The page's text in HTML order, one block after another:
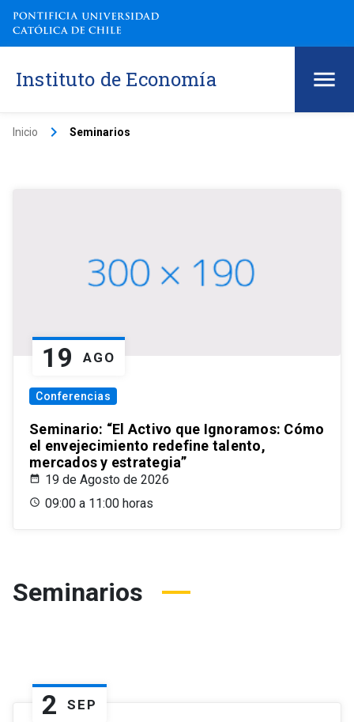
Instituto de Economía
Inicio keyboard_arrow_right Seminarios
19 AGO
Conferencias
Seminario: “El Activo que Ignoramos: Cómo
el envejecimiento redefine talento,
mercados y estrategia”
19 de Agosto de 2026
09:00 a 11:00 horas
Seminarios
2 SEP